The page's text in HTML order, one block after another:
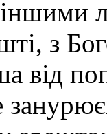
з
від